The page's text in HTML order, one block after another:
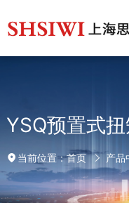
YSQ预置式
当前位置：首页 产品